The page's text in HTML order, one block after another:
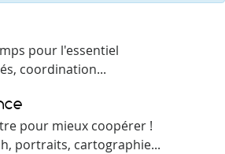
pour l'essentiel
coordination...
pour mieux coopérer !
portraits, cartographie...